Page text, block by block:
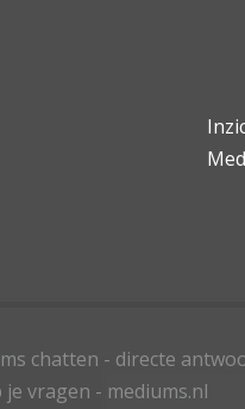
chatten - directe
vragen - mediums.nl